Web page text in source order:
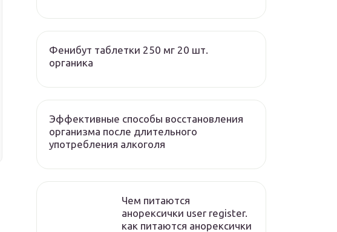
Фенибут таблетки 250 мг 20 шт.
органика
Эффективные способы восстановления
организма после длительного
употребления алкоголя
Чем питаются
анорексички user register.
как питаются анорексички